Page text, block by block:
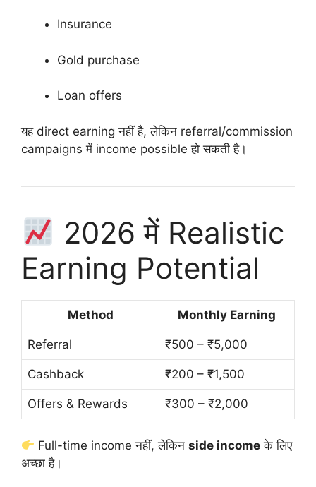
Insurance
Gold purchase
Loan offers
यह direct earning नहीं है, लेकिन referral/commission
campaigns में income possible हो सकती है।
2026 में Realistic
Earning Potential
Method Monthly Earning
Referral ₹500 – ₹5,000
Cashback ₹200 – ₹1,500
Offers & Rewards ₹300 – ₹2,000
Full-time income नहीं, लेकिनside income के लिए
अच्छा है।